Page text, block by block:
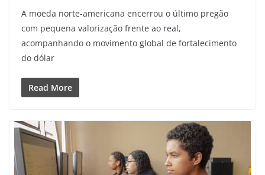
A moeda norte-americana encerrou o último pregão
com pequena valorização frente ao real,
acompanhando o movimento global de fortalecimento
do dólar
Read More